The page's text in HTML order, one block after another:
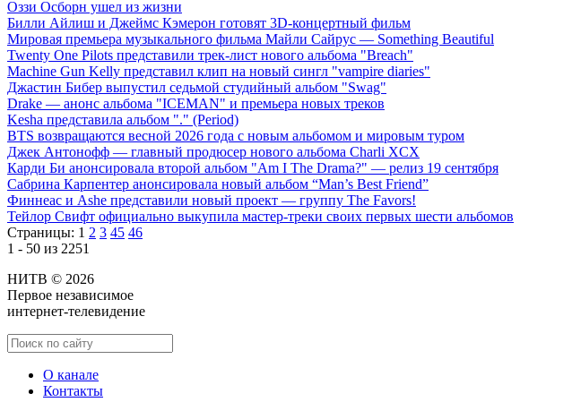
Оззи Осборн ушел из жизни
Билли Айлиш и Джеймс Кэмерон готовят 3D-концертный фильм
Мировая премьера музыкального фильма Майли Сайрус — Something Beautiful
Twenty One Pilots представили трек-лист нового альбома "Breach"
Machine Gun Kelly представил клип на новый сингл "vampire diaries"
Джастин Бибер выпустил седьмой студийный альбом "Swag"
Drake — анонс альбома "ICEMAN" и премьера новых треков
Kesha представила альбом "." (Period)
BTS возвращаются весной 2026 года с новым альбомом и мировым туром
Джек Антонофф — главный продюсер нового альбома Charli XCX
Карди Би анонсировала второй альбом "Am I The Drama?" — релиз 19 сентября
Сабрина Карпентер анонсировала новый альбом “Man’s Best Friend”
Финнеас и Ashe представили новый проект — группу The Favors!
Тейлор Свифт официально выкупила мастер-треки своих первых шести альбомов
Страницы: 1 2 3 45 46
1 - 50 из 2251
НИТВ © 2026
Первое независимое
интернет-телевидение
О канале
Контакты